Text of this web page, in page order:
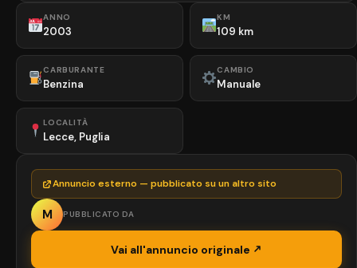
ANNO
2003
KM
109 km
CARBURANTE
Benzina
CAMBIO
Manuale
LOCALITÀ
Lecce, Puglia
Annuncio esterno — pubblicato su un altro sito
M PUBBLICATO DA
Vai all'annuncio originale